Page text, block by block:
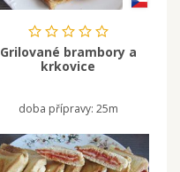
Grilované brambory a
krkovice
doba přípravy: 25m